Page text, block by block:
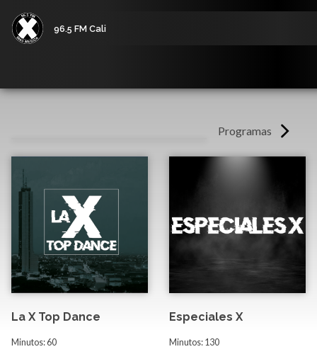
96.5 FM Cali
Programas
La X Top Dance
Minutos: 60
Especiales X
Minutos: 130